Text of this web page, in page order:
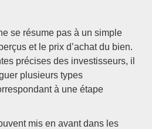
se résume pas à un simple
et le prix d’achat du bien.
précises des investisseurs, il
plusieurs types
à une étape
mis en avant dans les